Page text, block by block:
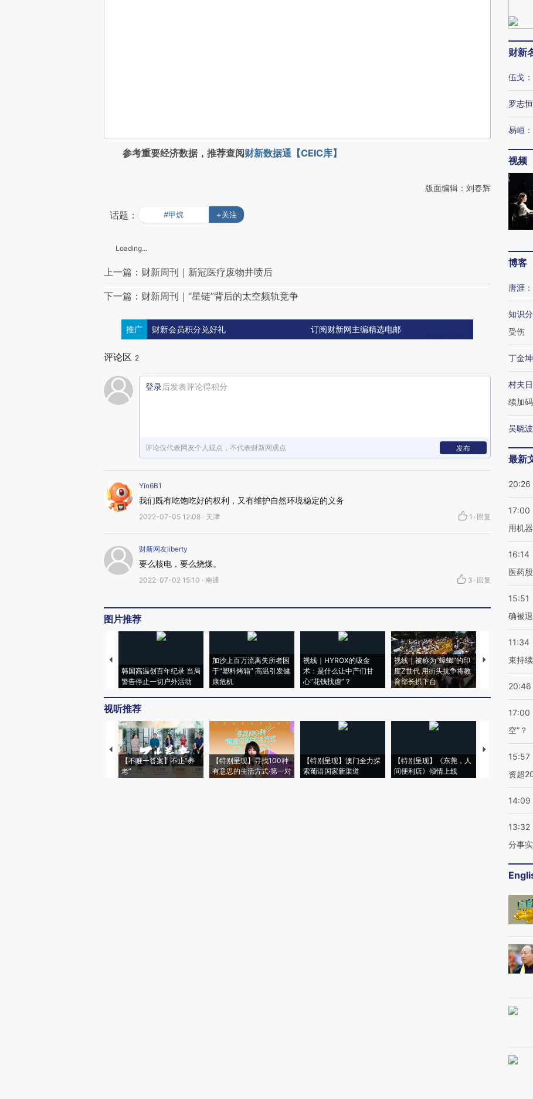
参考重要经济数据，推荐查阅财新数据通【CEIC库】
版面编辑：刘春辉
话题： #甲烷 +关注
Loading...
上一篇：财新周刊｜新冠医疗废物井喷后
下一篇：财新周刊｜“星链”背后的太空频轨竞争
推广 财新会员积分兑好礼 订阅财新网主编精选电邮
评论区 2
登录后发表评论得积分
评论仅代表网友个人观点，不代表财新网观点 发布
Yīn6B1
我们既有吃饱吃好的权利，又有维护自然环境稳定的义务
2022-07-05 12:08 · 天津 1 · 回复
财新网友liberty
要么核电，要么烧煤。
2022-07-02 15:10 · 南通 3 · 回复
图片推荐
韩国高温创百年纪录 当局
警告停止一切户外活动
加沙上百万流离失所者困
于“塑料烤箱” 高温引发健
康危机
视线｜HYROX的吸金
术：是什么让中产们甘
心“花钱找虐”？
视线｜被称为“蟑螂”的印
度Z世代 用街头抗争将教
育部长拱下台
视线｜“入侵”
机”？难民潮
飞地休达
视听推荐
【不唯一答案】不止“养
老”
【特别呈现】寻找100种
有意思的生活方式·第一对
【特别呈现】澳门全力探
索葡语国家新渠道
【特别呈现】《东莞，人
间便利店》倾情上线
【推广】走进
会，让数智科
财新
伍戈 ：
罗志恒
易峘 ：
视频
博客
唐涯 ：
知识
受伤
丁金坤
村夫
续加码
吴晓波
最新
20:26
17:00
用机
16:14
医药
15:51
确被
11:34
束持
20:46
17:00
空”？
15:57
资超
14:09
13:32
分事